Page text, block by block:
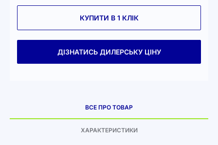
КУПИТИ В 1 КЛІК
ДІЗНАТИСЬ ДИЛЕРСЬКУ ЦІНУ
ВСЕ ПРО ТОВАР
ХАРАКТЕРИСТИКИ